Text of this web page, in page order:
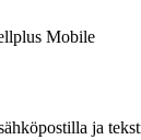
Mobile
ja